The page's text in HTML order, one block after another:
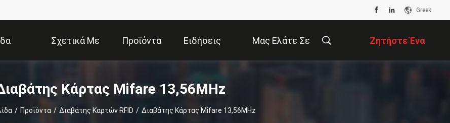
Greek
Σχετικά Με Προϊόντα Ειδήσεις Μας Ελάτε Σε Ζητήστε Ένα
Απόσπασμα
Κάρτας Mifare 13,56MHz
/ Προϊόντα / Διαβάτης Καρτών RFID / Διαβάτης Κάρτας Mifare 13,56MHz